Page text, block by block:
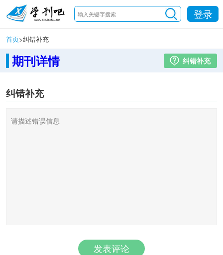
登录
首页>纠错补充
期刊详情 纠错补充
纠错补充
发表评论